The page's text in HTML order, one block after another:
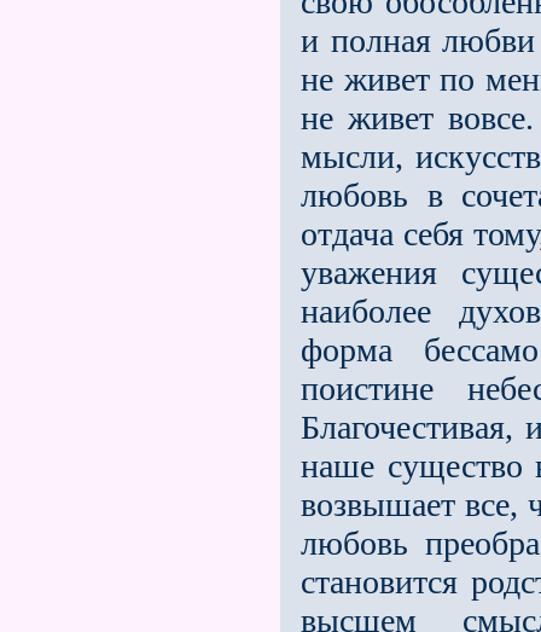
и полная любви
не живет по
не живет
мысли,
любовь в
отдача себя
уважения
наиболее
форма
поистине
Благочестивая,
наше существо
возвышает все,
любовь
становится
высшем